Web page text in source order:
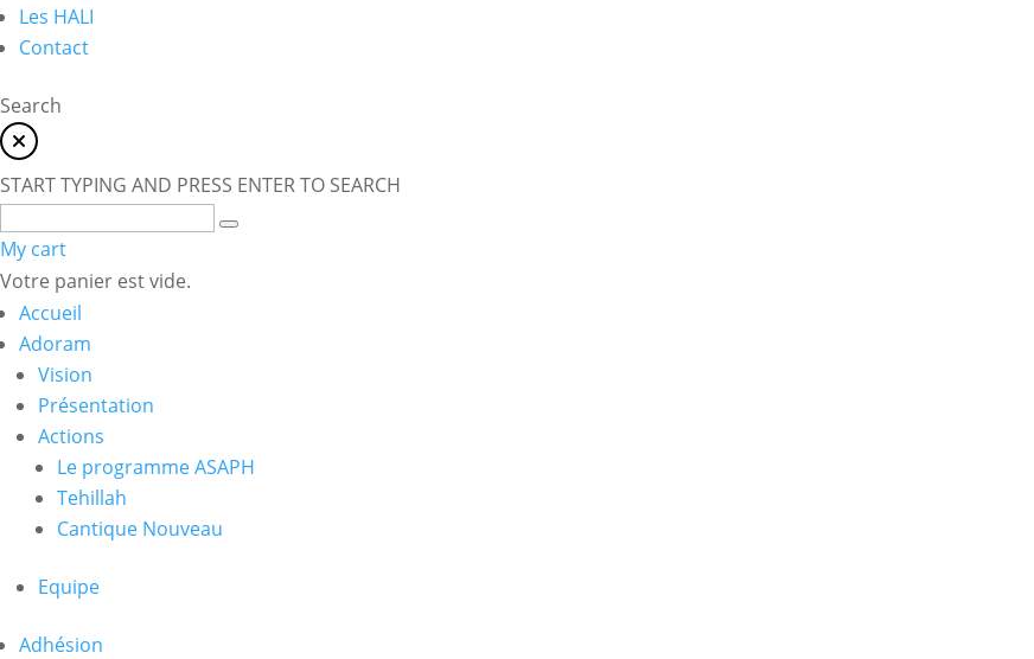
Les HALI
Contact
Search
START TYPING AND PRESS ENTER TO SEARCH
My cart
Votre panier est vide.
Accueil
Adoram
Vision
Présentation
Actions
Le programme ASAPH
Tehillah
Cantique Nouveau
Equipe
Adhésion